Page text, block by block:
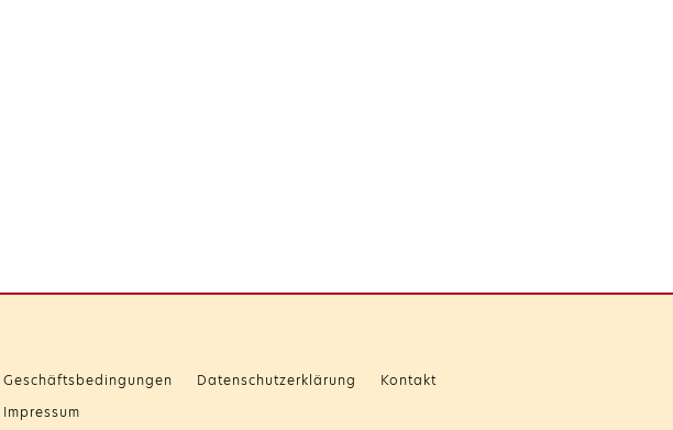
Geschäftsbedingungen Datenschutzerklärung
Kontakt
Impressum